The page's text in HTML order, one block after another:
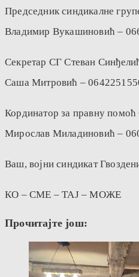
Председник синдикалне
Владимир Вукашиновић –
Секретар СГ Стеван
Саша Митровић –
Кординатор за правну
Мирослав Миладиновић –
Ваш, војни синдикат
КО – СМЕ – ТАЈ – МОЖЕ
Прочитајте још: